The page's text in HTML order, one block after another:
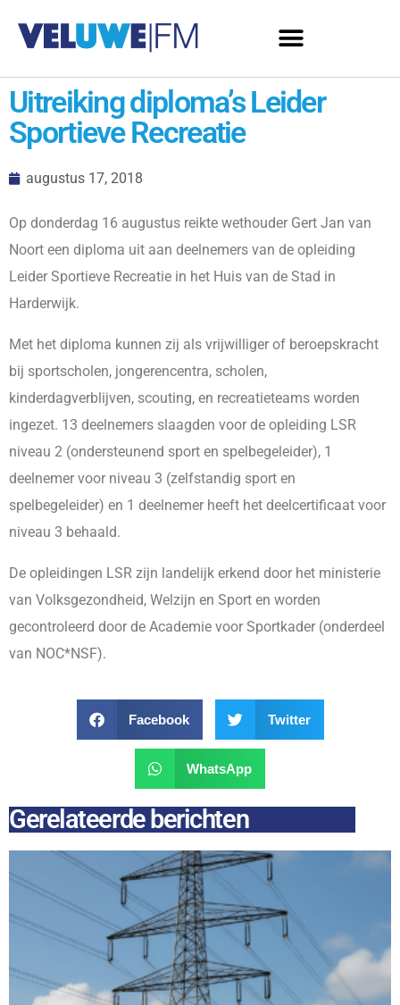
Uitreiking diploma’s Leider
Sportieve Recreatie
augustus 17, 2018
Op donderdag 16 augustus reikte wethouder Gert Jan van
Noort een diploma uit aan deelnemers van de opleiding
Leider Sportieve Recreatie in het Huis van de Stad in
Harderwijk.
Met het diploma kunnen zij als vrijwilliger of beroepskracht
bij sportscholen, jongerencentra, scholen,
kinderdagverblijven, scouting, en recreatieteams worden
ingezet. 13 deelnemers slaagden voor de opleiding LSR
niveau 2 (ondersteunend sport en spelbegeleider), 1
deelnemer voor niveau 3 (zelfstandig sport en
spelbegeleider) en 1 deelnemer heeft het deelcertificaat voor
niveau 3 behaald.
De opleidingen LSR zijn landelijk erkend door het ministerie
van Volksgezondheid, Welzijn en Sport en worden
gecontroleerd door de Academie voor Sportkader (onderdeel
van NOC*NSF).
Facebook Twitter
WhatsApp
Gerelateerde berichten